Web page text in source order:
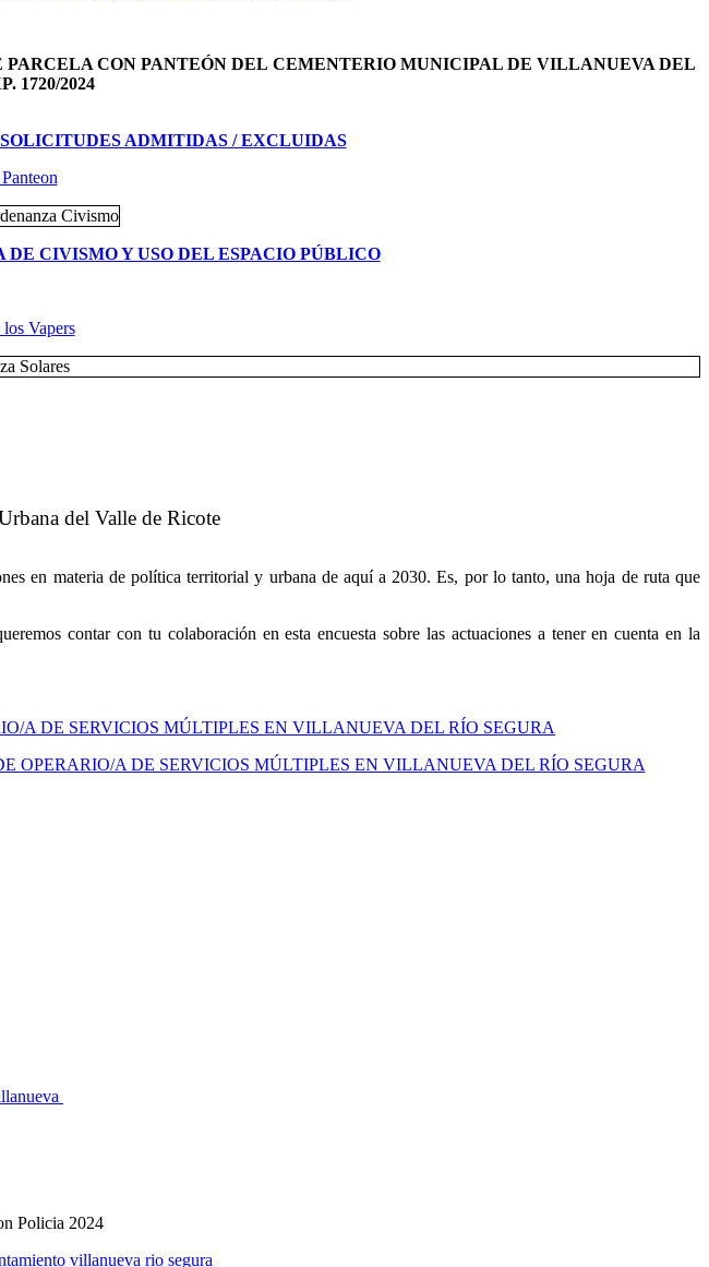
PARCELA CON PANTEÓN DEL CEMENTERIO MUNICIPAL DE VILLANUEVA DEL
1720/2024
ADMITIDAS / EXCLUIDAS
CIVISMO Y USO DEL ESPACIO PÚBLICO
del Valle de Ricote
en materia de política territorial y urbana de aquí a 2030. Es, por lo tanto, una hoja de ruta que
contar con tu colaboración en esta encuesta sobre las actuaciones a tener en cuenta en la
A DE SERVICIOS MÚLTIPLES EN VILLANUEVA DEL RÍO SEGURA
OPERARIO/A DE SERVICIOS MÚLTIPLES EN VILLANUEVA DEL RÍO SEGURA